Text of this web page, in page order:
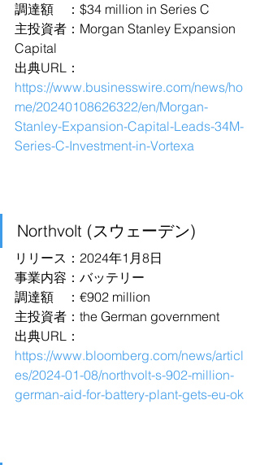
調達額　：$34 million in Series C
主投資者：Morgan Stanley Expansion
Capital
出典URL：
https://www.businesswire.com/news/ho
me/20240108626322/en/Morgan-
Stanley-Expansion-Capital-Leads-34M-
Series-C-Investment-in-Vortexa
Northvolt (スウェーデン)
リリース：2024年1月8日
事業内容：バッテリー
調達額　：€902 million
主投資者：the German government
出典URL：
https://www.bloomberg.com/news/articl
es/2024-01-08/northvolt-s-902-million-
german-aid-for-battery-plant-gets-eu-ok